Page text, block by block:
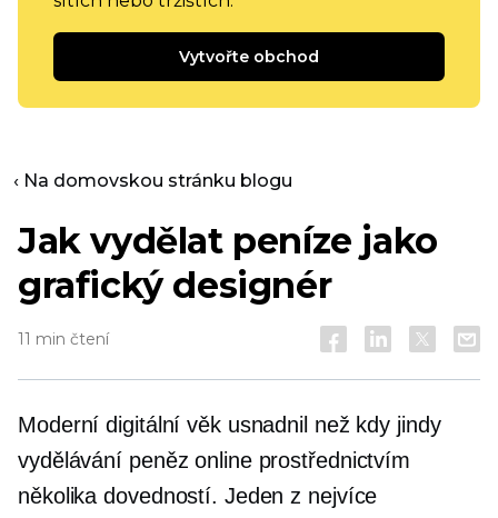
Vytvořte obchod
‹ Na domovskou stránku blogu
Jak vydělat peníze jako
grafický designér
11 min čtení
Moderní digitální věk usnadnil než kdy jindy
vydělávání peněz online prostřednictvím
několika dovedností. Jeden z nejvíce